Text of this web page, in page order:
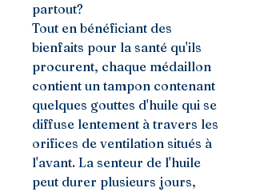
partout?
Tout en bénéficiant des
bienfaits pour la santé qu'ils
procurent, chaque médaillon
contient un tampon contenant
quelques gouttes d'huile qui se
diffuse lentement à travers les
orifices de ventilation situés à
l'avant. La senteur de l'huile
peut durer plusieurs jours,